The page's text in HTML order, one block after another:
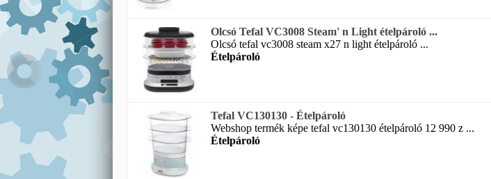
Olcsó Tefal VC3008 Steam' n Light ételpároló ...
Olcsó tefal vc3008 steam x27 n light ételpároló ...
Ételpároló
Tefal VC130130 - Ételpároló
Webshop termék képe tefal vc130130 ételpároló 12 990 z ...
Ételpároló